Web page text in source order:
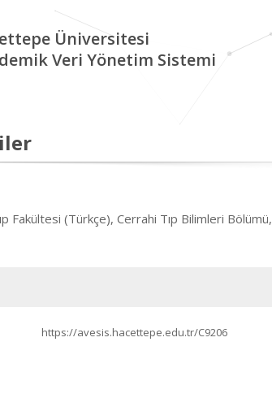
Üniversitesi
Veri Yönetim Sistemi
Fakültesi (Türkçe), Cerrahi Tıp Bilimleri
https://avesis.hacettepe.edu.tr/C9206